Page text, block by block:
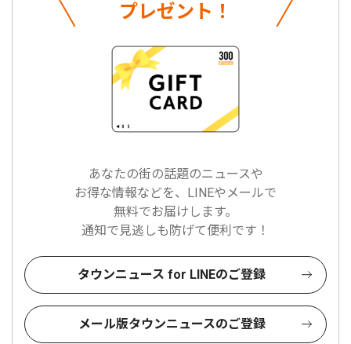
プレゼント！
あなたの街の話題のニュースや
お得な情報などを、LINEやメールで
無料でお届けします。
通知で見逃しも防げて便利です！
タウンニュース for LINEのご登録
メール版タウンニュースのご登録